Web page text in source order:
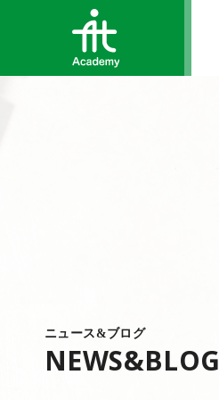
ニュース&ブログ
NEWS&BLOG